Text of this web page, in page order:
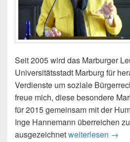
Seit 2005 wird das Marburger
Universitätsstadt Marburg für
Verdienste um soziale
freue mich, diese besondere
für 2015 gemeinsam mit der
Inge Hannemann überreichen
ausgezeichnetweiterlesen Inge
→